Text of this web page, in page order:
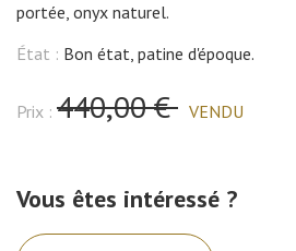
portée, onyx naturel.
État : Bon état, patine d'époque.
Prix : 440,00 € VENDU
Vous êtes intéressé ?